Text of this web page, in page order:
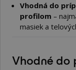
Vhodná do
profilom –
masiek a
Vhodné do